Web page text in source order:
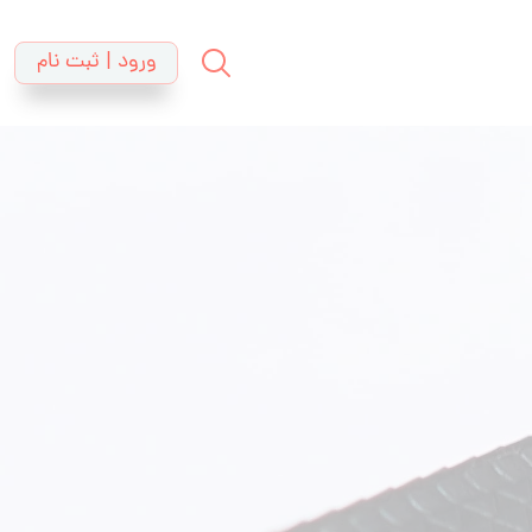
ورود | ثبت نام